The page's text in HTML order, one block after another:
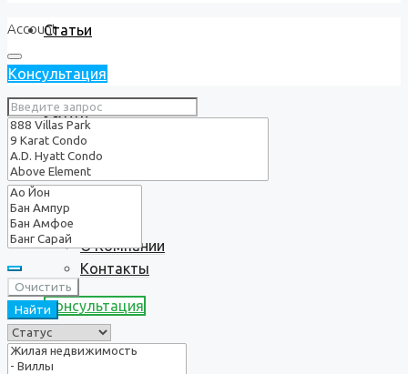
Статьи
Услуги
О нас
О Компании
Контакты
Консультация
Account
Консультация
Очистить
Найти